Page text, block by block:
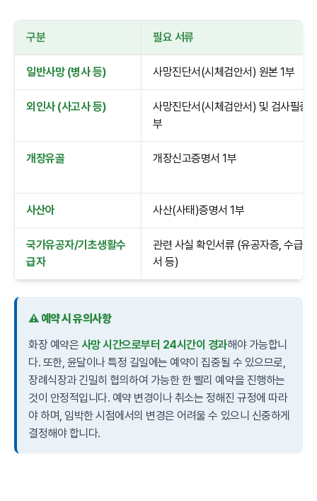
구분 필요 서류
일반사망 (병사 등) 사망진단서(시체검안서) 원본 1부
외인사 (사고사 등)
사망진단서(시체검안서) 및 검사필증
부
개장유골 개장신고증명서 1부
사산아 사산(사태)증명서 1부
국가유공자/기초생활수
급자
관련 사실 확인서류 (유공자증, 수급자
서 등)
⚠️ 예약 시 유의사항
화장 예약은 사망 시간으로부터 24시간이 경과해야 가능합니
다. 또한, 윤달이나 특정 길일에는 예약이 집중될 수 있으므로,
장례식장과 긴밀히 협의하여 가능한 한 빨리 예약을 진행하는
것이 안정적입니다. 예약 변경이나 취소는 정해진 규정에 따라
야 하며, 임박한 시점에서의 변경은 어려울 수 있으니 신중하게
결정해야 합니다.